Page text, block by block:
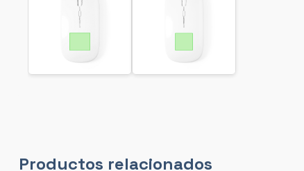
Productos relacionados